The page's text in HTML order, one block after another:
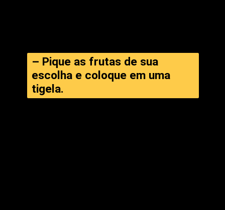
– Pique as frutas de sua
escolha e coloque em uma
tigela.